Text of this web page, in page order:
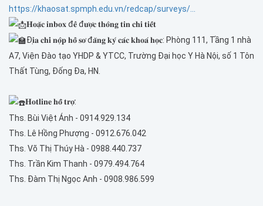
https://khaosat.spmph.edu.vn/redcap/surveys/...
𝐇𝐨𝐚̣̆𝐜 𝐢𝐧𝐛𝐨𝐱 đ𝐞̂̉ đ𝐮̛𝐨̛̣𝐜 𝐭𝐡𝐨̂𝐧𝐠 𝐭𝐢𝐧 𝐜𝐡𝐢 𝐭𝐢𝐞̂́𝐭
Đ𝐢̣𝐚 𝐜𝐡𝐢̉ 𝐧𝐨̣̂𝐩 𝐡𝐨̂̀ 𝐬𝐨̛ đ𝐚̆𝐧𝐠 𝐤𝐲́ 𝐜𝐚́𝐜 𝐤𝐡𝐨𝐚́ 𝐡𝐨̣𝐜: Phòng 111, Tầng 1 nhà
A7, Viện Đào tạo YHDP & YTCC, Trường Đại học Y Hà Nội, số 1 Tôn
Thất Tùng, Đống Đa, HN.
𝐇𝐨𝐭𝐥𝐢𝐧𝐞 𝐡𝐨̂̃ 𝐭𝐫𝐨̛̣:
Ths. Bùi Việt Ánh - 0914.929.134
Ths. Lê Hồng Phượng - 0912.676.042
Ths. Võ Thị Thúy Hà - 0988.440.737
Ths. Trần Kim Thanh - 0979.494.764
Ths. Đàm Thị Ngọc Anh - 0908.986.599